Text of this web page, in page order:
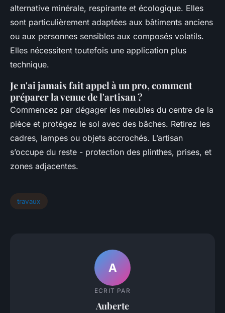
alternative minérale, respirante et écologique. Elles
sont particulièrement adaptées aux bâtiments anciens
ou aux personnes sensibles aux composés volatils.
Elles nécessitent toutefois une application plus
technique.
Je n'ai jamais fait appel à un pro, comment
préparer la venue de l'artisan ?
Commencez par dégager les meubles du centre de la
pièce et protégez le sol avec des bâches. Retirez les
cadres, lampes ou objets accrochés. L’artisan
s’occupe du reste - protection des plinthes, prises, et
zones adjacentes.
travaux
A
ECRIT PAR
Auberte